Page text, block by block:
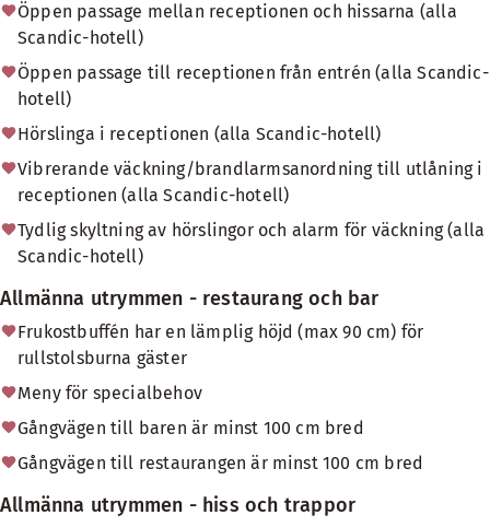
Öppen passage mellan receptionen och hissarna (alla
Scandic-hotell)
Öppen passage till receptionen från entrén (alla Scandic-
hotell)
Hörslinga i receptionen (alla Scandic-hotell)
Vibrerande väckning/brandlarmsanordning till utlåning i
receptionen (alla Scandic-hotell)
Tydlig skyltning av hörslingor och alarm för väckning (alla
Scandic-hotell)
Allmänna utrymmen - restaurang och bar
Frukostbuffén har en lämplig höjd (max 90 cm) för
rullstolsburna gäster
Meny för specialbehov
Gångvägen till baren är minst 100 cm bred
Gångvägen till restaurangen är minst 100 cm bred
Allmänna utrymmen - hiss och trappor